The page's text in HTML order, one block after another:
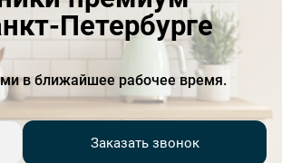
Петербурге
в ближайшее рабочее время.
Заказать звонок